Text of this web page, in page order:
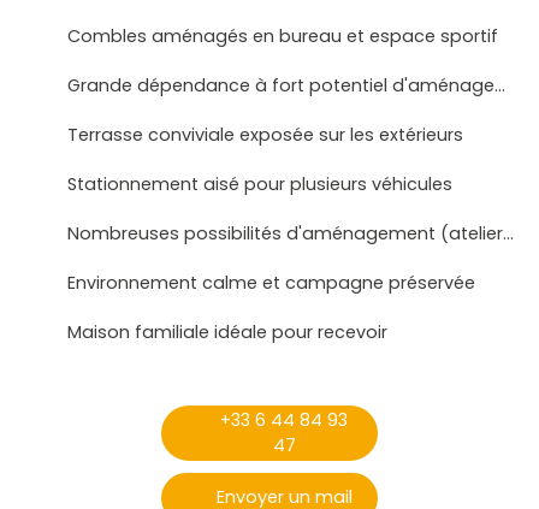
Combles aménagés en bureau et espace sportif
Grande dépendance à fort potentiel d'aménagement
Terrasse conviviale exposée sur les extérieurs
Stationnement aisé pour plusieurs véhicules
Nombreuses possibilités d'aménagement (atelier, logement indépendant, espace bien-être, pool house...)
Environnement calme et campagne préservée
Maison familiale idéale pour recevoir
+33 6 44 84 93
47
Envoyer un mail